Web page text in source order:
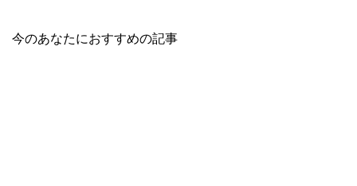
今のあなたにおすすめの記事